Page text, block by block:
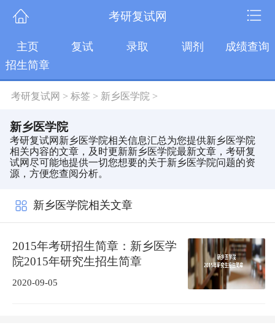
考研复试网
主页 复试 录取 调剂
成绩查询
招生简章
考研复试网 > 标签 > 新乡医学院 >
新乡医学院
考研复试网新乡医学院相关信息汇总为您提供新乡医学院
相关内容的文章，及时更新新乡医学院最新文章，考研复
试网尽可能地提供一切您想要的关于新乡医学院问题的资
源，方便您查阅分析。
新乡医学院相关文章
2015年考研招生简章：新乡医学
院2015年研究生招生简章
2020-09-05